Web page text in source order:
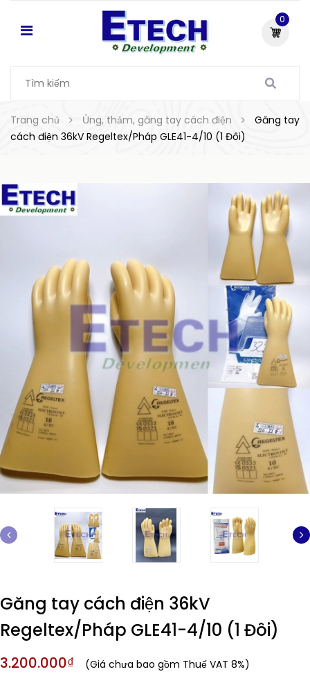
0
Trang chủ Ủng, thảm, găng tay cách điện
Găng tay
cách điện 36kV Regeltex/Pháp GLE41-4/10 (1 Đôi)
Găng tay cách điện 36kV
Regeltex/Pháp GLE41-4/10 (1 Đôi)
3.200.000₫ (Giá chưa bao gồm Thuế VAT 8%)